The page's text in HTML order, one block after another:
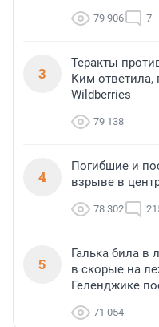
79 906 7
3
Теракты
Ким ответила,
Wildberries
79 138
4
Погибшие и
взрыве в
78 302
5
Галька била в
в скорые на
Геленджике
71 054